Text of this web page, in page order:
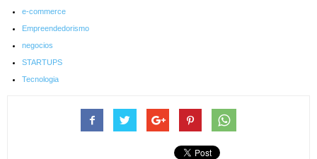
e-commerce
Empreendedorismo
negocios
STARTUPS
Tecnologia